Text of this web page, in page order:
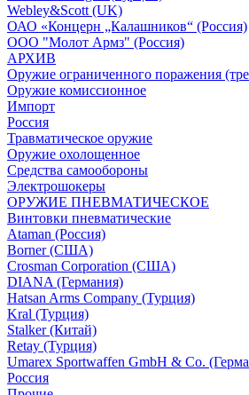
Webley&Scott (UK)
ОАО «Концерн „Калашников“ (Россия)
ООО "Молот Армз" (Россия)
АРХИВ
Оружие ограниченного поражения
Оружие комиссионное
Импорт
Россия
Травматическое оружие
Оружие охолощенное
Средства самообороны
Электрошокеры
ОРУЖИЕ ПНЕВМАТИЧЕСКОЕ
Винтовки пневматические
Ataman (Россия)
Borner (США)
Crosman Corporation (США)
DIANA (Германия)
Hatsan Arms Company (Турция)
Kral (Турция)
Stalker (Китай)
Retay (Турция)
Umarex Sportwaffen GmbH & Co.
Россия